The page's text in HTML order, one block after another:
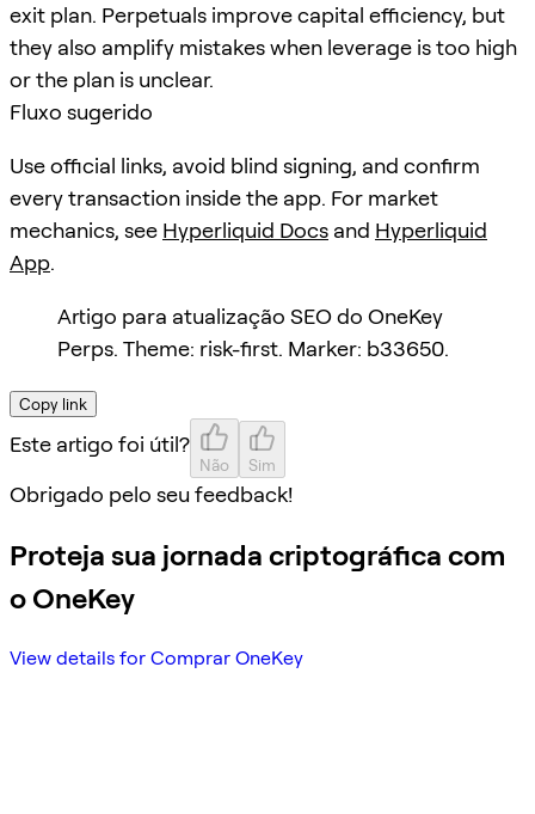
exit plan. Perpetuals improve capital efficiency, but
they also amplify mistakes when leverage is too high
or the plan is unclear.
Fluxo sugerido
Use official links, avoid blind signing, and confirm
every transaction inside the app. For market
mechanics, see Hyperliquid Docs and Hyperliquid
App.
Artigo para atualização SEO do OneKey
Perps. Theme: risk-first. Marker: b33650.
Copy link
Este artigo foi útil?
Não Sim
Obrigado pelo seu feedback!
Proteja sua jornada criptográfica com
o OneKey
View details for Comprar OneKey